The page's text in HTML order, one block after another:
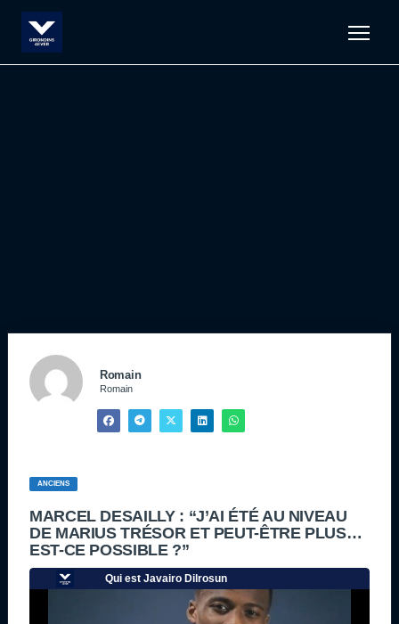
Romain
Romain
ANCIENS
MARCEL DESAILLY : “J’AI ÉTÉ AU NIVEAU
DE MARIUS TRÉSOR ET PEUT-ÊTRE PLUS…
EST-CE POSSIBLE ?”